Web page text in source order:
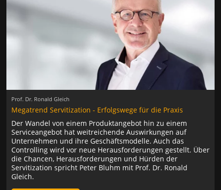
Prof. Dr. Ronald Gleich
Megatrend Servitization - Erfolgswege für die Praxis
Der Wandel von einem Produktangebot hin zu einem
Serviceangebot hat weitreichende Auswirkungen auf
Unternehmen und ihre Geschäftsmodelle. Auch das
Controlling wird vor neue Herausforderungen gestellt. Über
die Chancen, Herausforderungen und Hürden der
Servitization spricht Peter Bluhm mit Prof. Dr. Ronald
Gleich.